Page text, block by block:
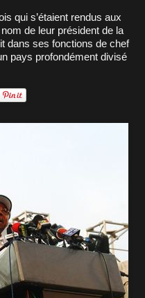
qui s’étaient rendus aux
de leur président de la
dans ses fonctions de chef
pays profondément divisé